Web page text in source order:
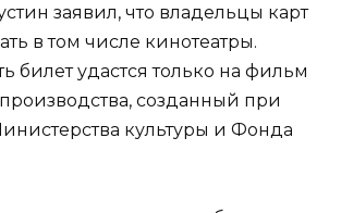
заявил, что владельцы карт
в том числе кинотеатры.
билет удастся только на фильм
созданный при
культуры и Фонда